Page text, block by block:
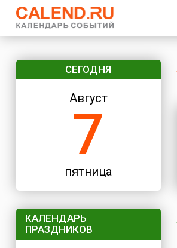
СЕГОДНЯ
Август
7
пятница
КАЛЕНДАРЬ
ПРАЗДНИКОВ